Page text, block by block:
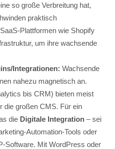
so große Verbreitung hat,
praktisch
Plattformen wie Shopify
um ihre wachsende
Integrationen: Wachsende
nahezu magnetisch an.
bis CRM) bieten meist
die großen CMS. Für ein
die Digitale Integration– sei
Automation-Tools oder
Software. Mit WordPress oder